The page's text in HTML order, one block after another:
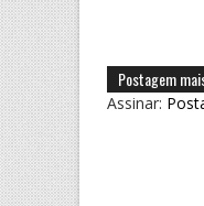
Postagem
Assinar: